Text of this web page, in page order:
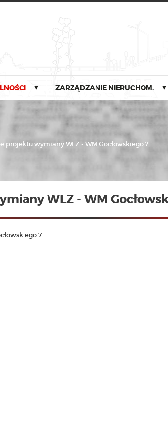
▼ ZARZĄDZANIE NIERUCHOM. ▼
projektu wymiany WLZ - WM Gocłowskiego 7.
WLZ - WM
7.